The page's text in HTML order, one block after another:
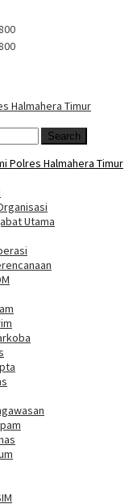
Search
Utama